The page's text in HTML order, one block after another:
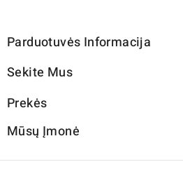
Parduotuvės Informacija
Sekite Mus
Prekės
Mūsų Įmonė